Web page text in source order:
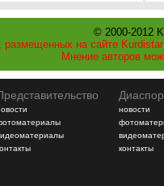
© 2000-2012
на сайте
Мнение авторов
новости
контакты